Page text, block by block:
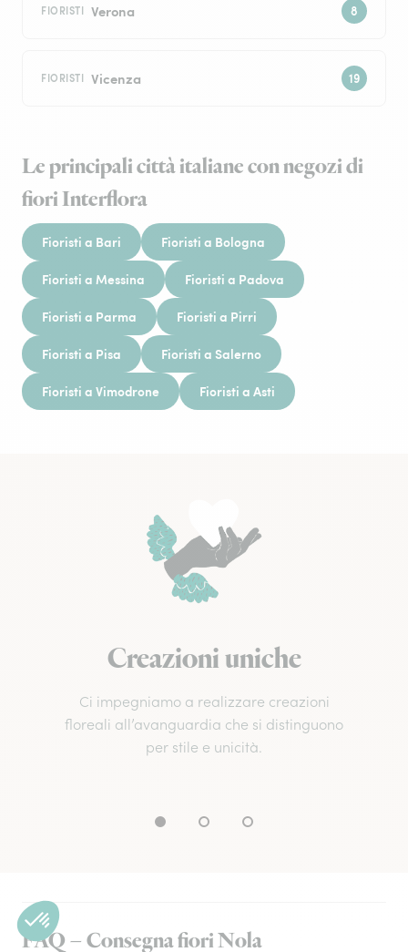
FIORISTI Verona
FIORISTI Vicenza
Le principali città italiane con negozi di
fiori Interflora
Fioristi a Bari Fioristi a Bologna
Fioristi a Messina Fioristi a Padova
Fioristi a Parma Fioristi a Pirri
Fioristi a Pisa Fioristi a Salerno
Fioristi a Vimodrone Fioristi a Asti
Creazioni uniche
Ci impegniamo a realizzare creazioni
floreali all’avanguardia che si distinguono
per stile e unicità.
FAQ – Consegna fiori Nola